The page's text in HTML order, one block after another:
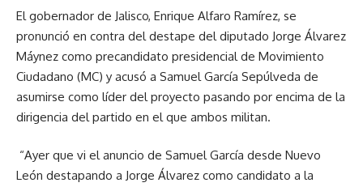
El gobernador de Jalisco, Enrique Alfaro Ramírez, se
pronunció en contra del destape del diputado Jorge Álvarez
Máynez como precandidato presidencial de Movimiento
Ciudadano (MC) y acusó a Samuel García Sepúlveda de
asumirse como líder del proyecto pasando por encima de la
dirigencia del partido en el que ambos militan.
“Ayer que vi el anuncio de Samuel García desde Nuevo
León destapando a Jorge Álvarez como candidato a la